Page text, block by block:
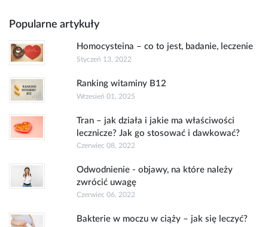
Popularne artykuły
Homocysteina – co to jest, badanie, leczenie
Styczeń 13, 2022
Ranking witaminy B12
Wrzesień 01, 2025
Tran – jak działa i jakie ma właściwości
lecznicze? Jak go stosować i dawkować?
Czerwiec 08, 2022
Odwodnienie - objawy, na które należy
zwrócić uwagę
Czerwiec 06, 2022
Bakterie w moczu w ciąży – jak się leczyć?